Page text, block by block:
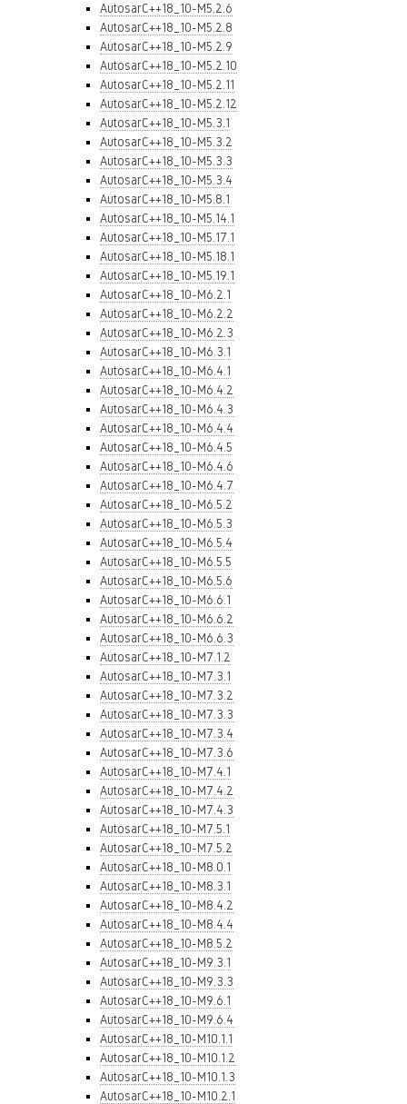
AutosarC++18_10-M5.2.6
AutosarC++18_10-M5.2.8
AutosarC++18_10-M5.2.9
AutosarC++18_10-M5.2.10
AutosarC++18_10-M5.2.11
AutosarC++18_10-M5.2.12
AutosarC++18_10-M5.3.1
AutosarC++18_10-M5.3.2
AutosarC++18_10-M5.3.3
AutosarC++18_10-M5.3.4
AutosarC++18_10-M5.8.1
AutosarC++18_10-M5.14.1
AutosarC++18_10-M5.17.1
AutosarC++18_10-M5.18.1
AutosarC++18_10-M5.19.1
AutosarC++18_10-M6.2.1
AutosarC++18_10-M6.2.2
AutosarC++18_10-M6.2.3
AutosarC++18_10-M6.3.1
AutosarC++18_10-M6.4.1
AutosarC++18_10-M6.4.2
AutosarC++18_10-M6.4.3
AutosarC++18_10-M6.4.4
AutosarC++18_10-M6.4.5
AutosarC++18_10-M6.4.6
AutosarC++18_10-M6.4.7
AutosarC++18_10-M6.5.2
AutosarC++18_10-M6.5.3
AutosarC++18_10-M6.5.4
AutosarC++18_10-M6.5.5
AutosarC++18_10-M6.5.6
AutosarC++18_10-M6.6.1
AutosarC++18_10-M6.6.2
AutosarC++18_10-M6.6.3
AutosarC++18_10-M7.1.2
AutosarC++18_10-M7.3.1
AutosarC++18_10-M7.3.2
AutosarC++18_10-M7.3.3
AutosarC++18_10-M7.3.4
AutosarC++18_10-M7.3.6
AutosarC++18_10-M7.4.1
AutosarC++18_10-M7.4.2
AutosarC++18_10-M7.4.3
AutosarC++18_10-M7.5.1
AutosarC++18_10-M7.5.2
AutosarC++18_10-M8.0.1
AutosarC++18_10-M8.3.1
AutosarC++18_10-M8.4.2
AutosarC++18_10-M8.4.4
AutosarC++18_10-M8.5.2
AutosarC++18_10-M9.3.1
AutosarC++18_10-M9.3.3
AutosarC++18_10-M9.6.1
AutosarC++18_10-M9.6.4
AutosarC++18_10-M10.1.1
AutosarC++18_10-M10.1.2
AutosarC++18_10-M10.1.3
AutosarC++18_10-M10.2.1